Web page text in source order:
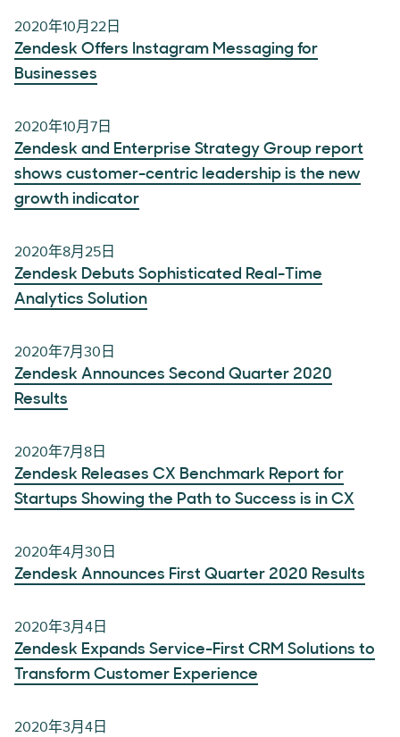
2020年10月22日
Zendesk Offers Instagram Messaging for
Businesses
2020年10月7日
Zendesk and Enterprise Strategy Group report
shows customer-centric leadership is the new
growth indicator
2020年8月25日
Zendesk Debuts Sophisticated Real-Time
Analytics Solution
2020年7月30日
Zendesk Announces Second Quarter 2020
Results
2020年7月8日
Zendesk Releases CX Benchmark Report for
Startups Showing the Path to Success is in CX
2020年4月30日
Zendesk Announces First Quarter 2020 Results
2020年3月4日
Zendesk Expands Service-First CRM Solutions to
Transform Customer Experience
2020年3月4日